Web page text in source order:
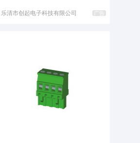
乐清市创起电子科技有限公司 广告